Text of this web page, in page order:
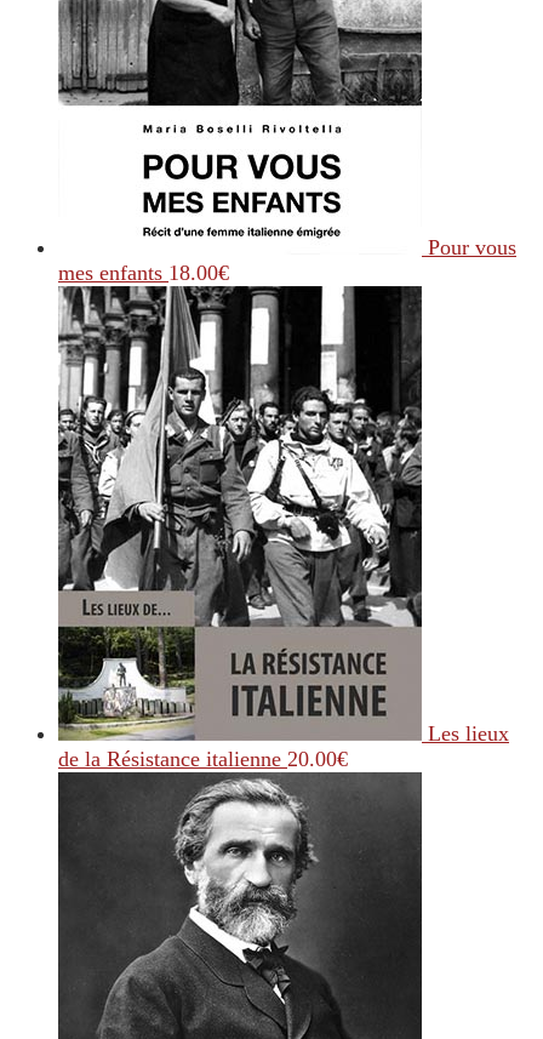
Pour vous
mes enfants 18.00€
Les lieux
de la Résistance italienne 20.00€